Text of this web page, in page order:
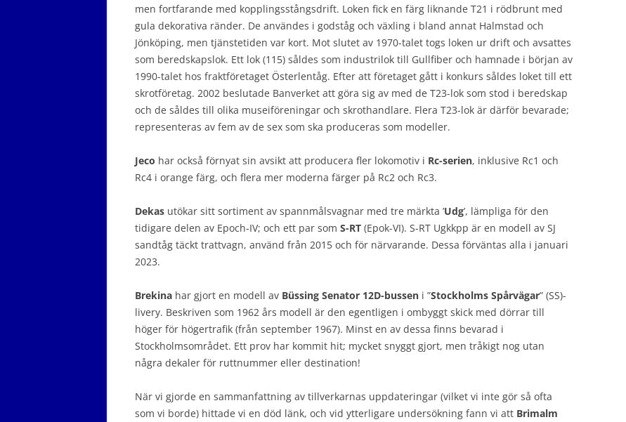
men fortfarande med kopplingsstångsdrift. Loken fick en färg liknande T21 i rödbrunt med
gula dekorativa ränder. De användes i godståg och växling i bland annat Halmstad och
Jönköping, men tjänstetiden var kort. Mot slutet av 1970-talet togs loken ur drift och avsattes
som beredskapslok. Ett lok (115) såldes som industrilok till Gullfiber och hamnade i början av
1990-talet hos fraktföretaget Österlentåg. Efter att företaget gått i konkurs såldes loket till ett
skrotföretag. 2002 beslutade Banverket att göra sig av med de T23-lok som stod i beredskap
och de såldes till olika museiföreningar och skrothandlare. Flera T23-lok är därför bevarade;
representeras av fem av de sex som ska produceras som modeller.
Jeco har också förnyat sin avsikt att producera fler lokomotiv i Rc-serien, inklusive Rc1 och
Rc4 i orange färg, och flera mer moderna färger på Rc2 och Rc3.
Dekas utökar sitt sortiment av spannmålsvagnar med tre märkta ’Udg’, lämpliga för den
tidigare delen av Epoch-IV; och ett par som S-RT (Epok-VI). S-RT Ugkkpp är en modell av SJ
sandtåg täckt trattvagn, använd från 2015 och för närvarande. Dessa förväntas alla i januari
2023.
Brekina har gjort en modell av Büssing Senator 12D-bussen i ”Stockholms Spårvägar” (SS)-
livery. Beskriven som 1962 års modell är den egentligen i ombyggt skick med dörrar till
höger för högertrafik (från september 1967). Minst en av dessa finns bevarad i
Stockholmsområdet. Ett prov har kommit hit; mycket snyggt gjort, men tråkigt nog utan
några dekaler för ruttnummer eller destination!
När vi gjorde en sammanfattning av tillverkarnas uppdateringar (vilket vi inte gör så ofta
som vi borde) hittade vi en död länk, och vid ytterligare undersökning fann vi att Brimalm